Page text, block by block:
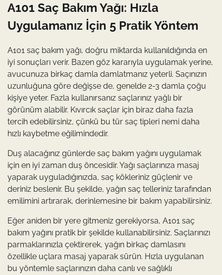
A101 Saç Bakım Yağı: Hızla
Uygulamanız İçin 5 Pratik Yöntem
A101 saç bakım yağı, doğru miktarda kullanıldığında en
iyi sonuçları verir. Bazen göz kararıyla uygulamak yerine,
avucunuza birkaç damla damlatmanız yeterli. Saçınızın
uzunluğuna göre değişse de, genelde 2-3 damla çoğu
kişiye yeter. Fazla kullanırsanız saçlarınız yağlı bir
görünüm alabilir. Kıvırcık saçlar için biraz daha fazla
tercih edebilirsiniz, çünkü bu tür saç tipleri nemi daha
hızlı kaybetme eğilimindedir.
Duş alacağınız günlerde saç bakım yağını uygulamak
için en iyi zaman duş öncesidir. Yağı saçlarınıza masaj
yaparak uyguladığınızda, saç kökleriniz güçlenir ve
deriniz beslenir. Bu şekilde, yağın saç telleriniz tarafından
emilimini artırarak, derinlemesine bir bakım yapabilirsiniz.
Eğer aniden bir yere gitmeniz gerekiyorsa, A101 saç
bakım yağını pratik bir şekilde kullanabilirsiniz. Saçlarınızı
parmaklarınızla çektirerek, yağın birkaç damlasını
özellikle uçlara masaj yaparak sürün. Hızla uygulanan
bu yöntemle saçlarınızın daha canlı ve sağlıklı